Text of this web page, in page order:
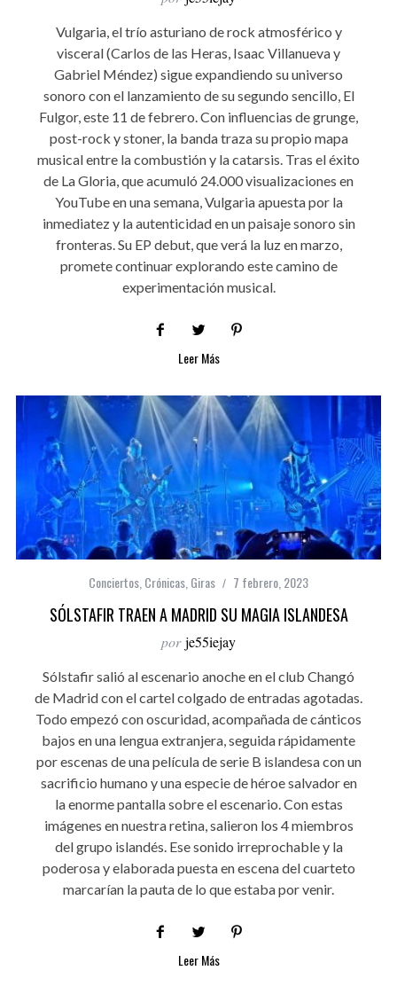
Vulgaria, el trío asturiano de rock atmosférico y
visceral (Carlos de las Heras, Isaac Villanueva y
Gabriel Méndez) sigue expandiendo su universo
sonoro con el lanzamiento de su segundo sencillo, El
Fulgor, este 11 de febrero. Con influencias de grunge,
post-rock y stoner, la banda traza su propio mapa
musical entre la combustión y la catarsis. Tras el éxito
de La Gloria, que acumuló 24.000 visualizaciones en
YouTube en una semana, Vulgaria apuesta por la
inmediatez y la autenticidad en un paisaje sonoro sin
fronteras. Su EP debut, que verá la luz en marzo,
promete continuar explorando este camino de
experimentación musical.
Leer Más
Conciertos Crónicas Giras 7 febrero, 2023
SÓLSTAFIR TRAEN A MADRID SU MAGIA ISLANDESA
por je55iejay
Sólstafir salió al escenario anoche en el club Changó
de Madrid con el cartel colgado de entradas agotadas.
Todo empezó con oscuridad, acompañada de cánticos
bajos en una lengua extranjera, seguida rápidamente
por escenas de una película de serie B islandesa con un
sacrificio humano y una especie de héroe salvador en
la enorme pantalla sobre el escenario. Con estas
imágenes en nuestra retina, salieron los 4 miembros
del grupo islandés. Ese sonido irreprochable y la
poderosa y elaborada puesta en escena del cuarteto
marcarían la pauta de lo que estaba por venir.
Leer Más